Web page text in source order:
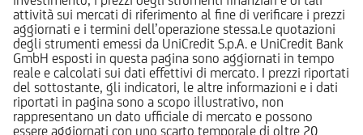
attività sui mercati di riferimento al fine di verificare i prezzi
aggiornati e i termini dell’operazione stessa.Le quotazioni
degli strumenti emessi da UniCredit S.p.A. e UniCredit Bank
GmbH esposti in questa pagina sono aggiornati in tempo
reale e calcolati sui dati effettivi di mercato. I prezzi riportati
del sottostante, gli indicatori, le altre informazioni e i dati
riportati in pagina sono a scopo illustrativo, non
rappresentano un dato ufficiale di mercato e possono
essere aggiornati con uno scarto temporale di oltre 20